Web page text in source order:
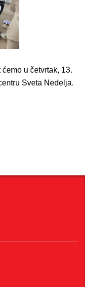
u četvrtak, 13.
Sveta Nedelja.